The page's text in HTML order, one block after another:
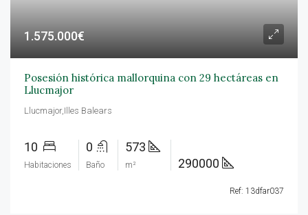
1.575.000€
Posesión histórica mallorquina con 29 hectáreas en
Llucmajor
Llucmajor,Illes Balears
10
Habitaciones
0
Baño
573
m² 290000
Ref: 13dfar037